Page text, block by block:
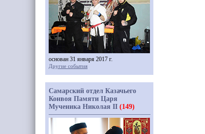
основан 31 января 2017 г.
Другие события
Самарский отдел Казачьего
Конвоя Памяти Царя
Мученика Николая II (149)